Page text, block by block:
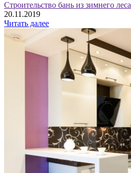
Строительство бань из зимнего леса
20.11.2019
Читать далее